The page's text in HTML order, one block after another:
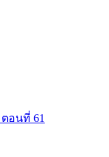
ตอนที่ 61